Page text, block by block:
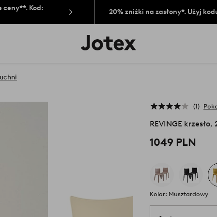
ceny**. Kod:
20% zniżki na zasłony*. Użyj
Logo
Jotex
1
REVINGE krzesło,
1049 PLN
Kolor: Musztardowy